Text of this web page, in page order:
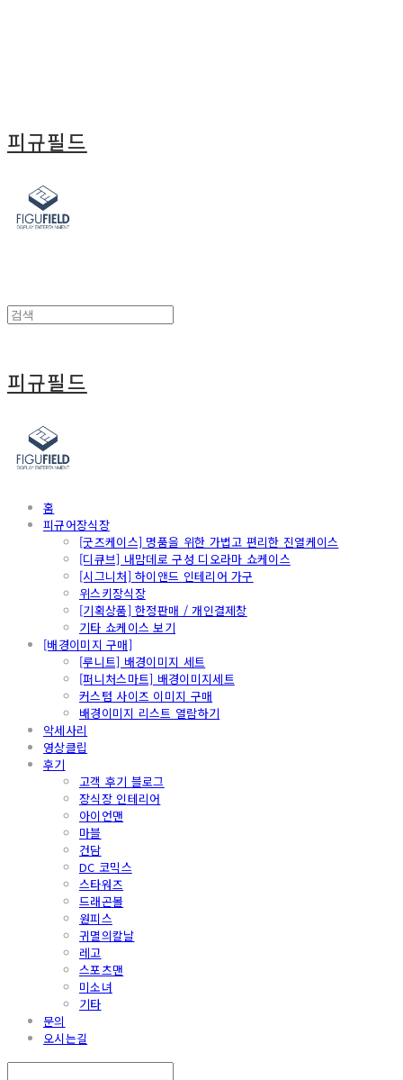
피규필드
피규필드
홈
피규어장식장
[굿즈케이스] 명품을 위한 가볍고 편리한 진열케이스
[디큐브] 내맘데로 구성 디오라마 쇼케이스
[시그니처] 하이앤드 인테리어 가구
위스키장식장
[기획상품] 한정판매 / 개인결제창
기타 쇼케이스 보기
[배경이미지 구매]
[루니트] 배경이미지 세트
[퍼니처스마트] 배경이미지세트
커스텀 사이즈 이미지 구매
배경이미지 리스트 열람하기
악세사리
영상클립
후기
고객 후기 블로그
장식장 인테리어
아이언맨
마블
건담
DC 코믹스
스타워즈
드래곤볼
원피스
귀멸의칼날
레고
스포츠맨
미소녀
기타
문의
오시는길